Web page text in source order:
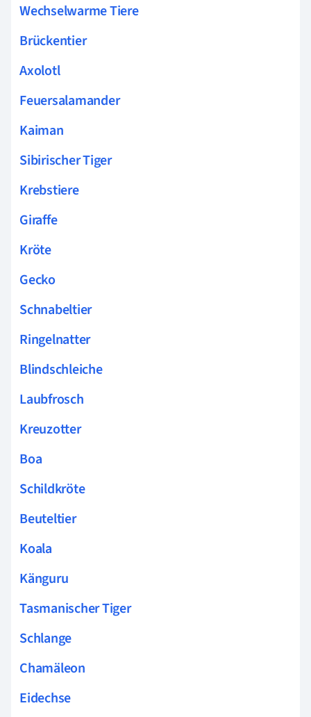
Wechselwarme Tiere
Brückentier
Axolotl
Feuersalamander
Kaiman
Sibirischer Tiger
Krebstiere
Giraffe
Kröte
Gecko
Schnabeltier
Ringelnatter
Blindschleiche
Laubfrosch
Kreuzotter
Boa
Schildkröte
Beuteltier
Koala
Känguru
Tasmanischer Tiger
Schlange
Chamäleon
Eidechse